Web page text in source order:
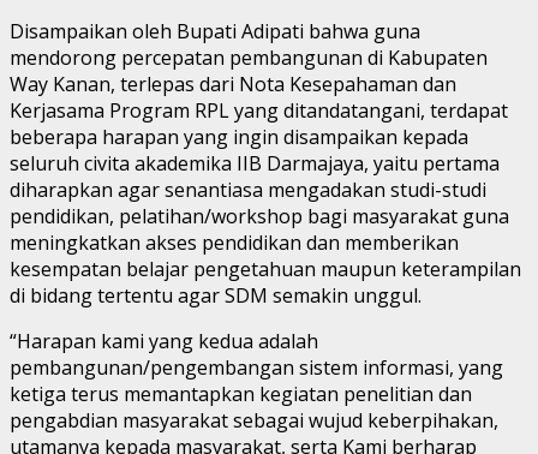
Disampaikan oleh Bupati Adipati bahwa guna
mendorong percepatan pembangunan di Kabupaten
Way Kanan, terlepas dari Nota Kesepahaman dan
Kerjasama Program RPL yang ditandatangani, terdapat
beberapa harapan yang ingin disampaikan kepada
seluruh civita akademika IIB Darmajaya, yaitu pertama
diharapkan agar senantiasa mengadakan studi-studi
pendidikan, pelatihan/workshop bagi masyarakat guna
meningkatkan akses pendidikan dan memberikan
kesempatan belajar pengetahuan maupun keterampilan
di bidang tertentu agar SDM semakin unggul.
“Harapan kami yang kedua adalah
pembangunan/pengembangan sistem informasi, yang
ketiga terus memantapkan kegiatan penelitian dan
pengabdian masyarakat sebagai wujud keberpihakan,
utamanya kepada masyarakat, serta Kami berharap